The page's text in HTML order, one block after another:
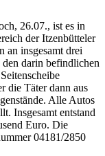
26.07., ist es in
der Itzenbütteler
an insgesamt drei
darin befindlichen
die Täter dann aus
Alle Autos
Insgesamt entstand
Euro. Die
04181/2850